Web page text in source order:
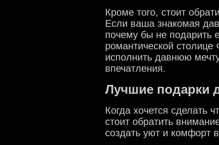
Кроме того, стоит
Если ваша знакомая
почему бы не подарить
романтической
исполнить давнюю
впечатления.
Лучшие подарки
Когда хочется сделать
стоит обратить
создать уют и комфорт